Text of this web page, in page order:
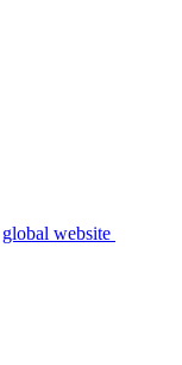
global website